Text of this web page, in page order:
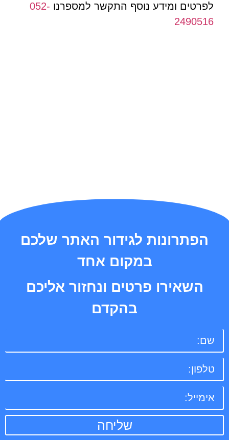
לפרטים ומידע נוסף התקשר למספרנו 052-
2490516
הפתרונות לגידור האתר שלכם
במקום אחד
השאירו פרטים ונחזור אליכם
בהקדם
שליחה